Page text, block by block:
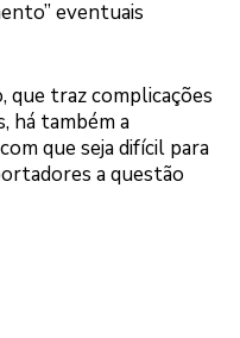
eventuais
que traz complicações
há também a
que seja difícil para
a questão